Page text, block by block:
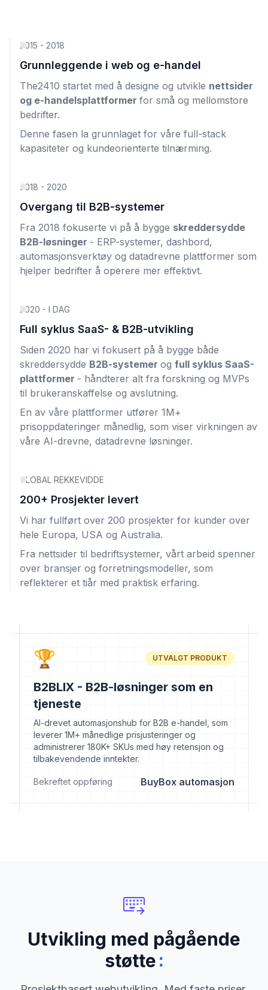
2015 - 2018
Grunnleggende i web og e-handel
The2410 startet med å designe og utvikle nettsider
og e-handelsplattformer for små og mellomstore
bedrifter.
Denne fasen la grunnlaget for våre full-stack
kapasiteter og kundeorienterte tilnærming.
2018 - 2020
Overgang til B2B-systemer
Fra 2018 fokuserte vi på å bygge skreddersydde
B2B-løsninger - ERP-systemer, dashbord,
automasjonsverktøy og datadrevne plattformer som
hjelper bedrifter å operere mer effektivt.
2020 - I DAG
Full syklus SaaS- & B2B-utvikling
Siden 2020 har vi fokusert på å bygge både
skreddersydde B2B-systemer og full syklus SaaS-
plattformer - håndterer alt fra forskning og MVPs
til brukeranskaffelse og avslutning.
En av våre plattformer utfører 1M+
prisoppdateringer månedlig, som viser virkningen av
våre AI-drevne, datadrevne løsninger.
GLOBAL REKKEVIDDE
200+ Prosjekter levert
Vi har fullført over 200 prosjekter for kunder over
hele Europa, USA og Australia.
Fra nettsider til bedriftsystemer, vårt arbeid spenner
over bransjer og forretningsmodeller, som
reflekterer et tiår med praktisk erfaring.
🏆 UTVALGT PRODUKT
B2BLIX - B2B-løsninger som en
tjeneste
AI-drevet automasjonshub for B2B e-handel, som
leverer 1M+ månedlige prisjusteringer og
administrerer 180K+ SKUs med høy retensjon og
tilbakevendende inntekter.
Bekreftet oppføring BuyBox automasjon
Utvikling med pågående
støtte: